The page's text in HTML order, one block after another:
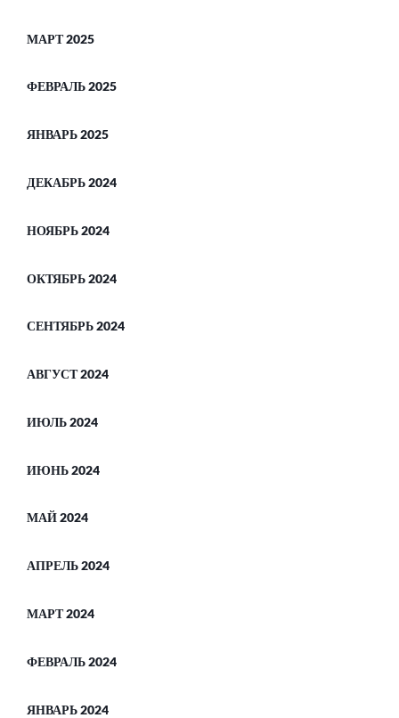
МАРТ 2025
ФЕВРАЛЬ 2025
ЯНВАРЬ 2025
ДЕКАБРЬ 2024
НОЯБРЬ 2024
ОКТЯБРЬ 2024
СЕНТЯБРЬ 2024
АВГУСТ 2024
ИЮЛЬ 2024
ИЮНЬ 2024
МАЙ 2024
АПРЕЛЬ 2024
МАРТ 2024
ФЕВРАЛЬ 2024
ЯНВАРЬ 2024